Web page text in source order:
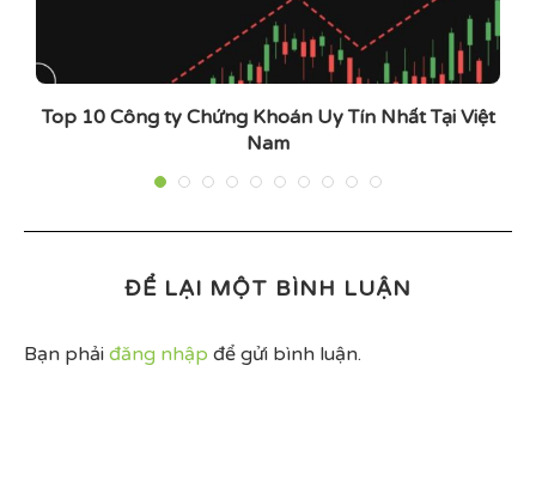
Top 10 Công ty Chứng Khoán Uy Tín Nhất Tại Việt
Nam
ĐỂ LẠI MỘT BÌNH LUẬN
Bạn phải đăng nhập để gửi bình luận.